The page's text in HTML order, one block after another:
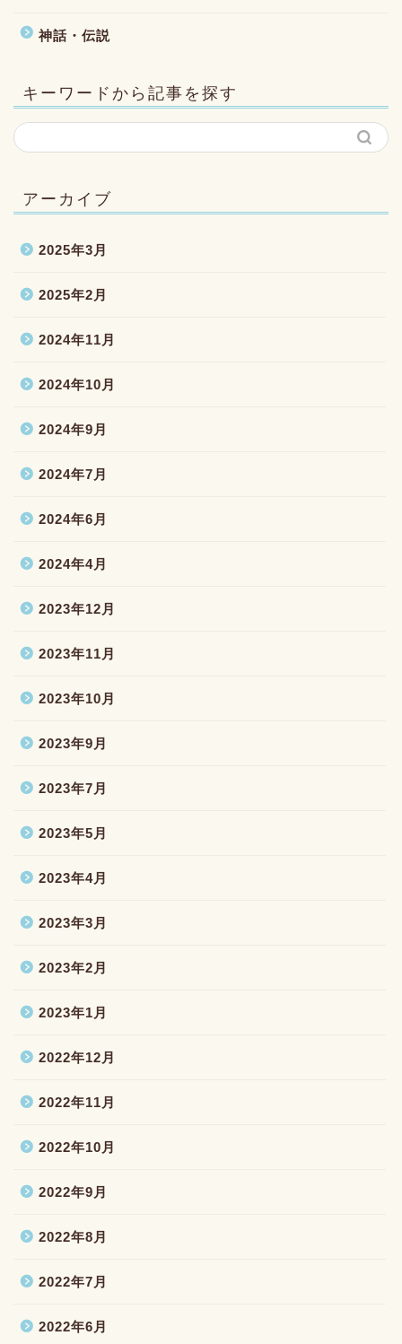
神話・伝説
キーワードから記事を探す
アーカイブ
2025年3月
2025年2月
2024年11月
2024年10月
2024年9月
2024年7月
2024年6月
2024年4月
2023年12月
2023年11月
2023年10月
2023年9月
2023年7月
2023年5月
2023年4月
2023年3月
2023年2月
2023年1月
2022年12月
2022年11月
2022年10月
2022年9月
2022年8月
2022年7月
2022年6月